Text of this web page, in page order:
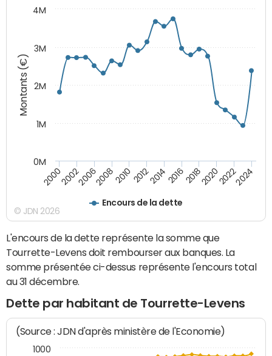
Montants (€)
Encours de la dette
20002002200620082010 2012201420162018202020222024
0M
1M
2M
3M
4M
© JDN 2026
L'encours de la dette représente la somme que
Tourrette-Levens doit rembourser aux banques. La
somme présentée ci-dessus représente l'encours total
au 31 décembre.
Dette par habitant de Tourrette-Levens
(Source : JDN d'après ministère de l'Economie)
1000